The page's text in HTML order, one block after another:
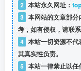
2 本站永久网址：
3 本网站的文章部
考，如有侵权，请联
4 本站一切资源不
其真实性负责。
5 本站一律禁止以